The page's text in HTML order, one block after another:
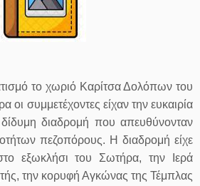
το χωριό Καρίτσα Δολόπων του
οι συμμετέχοντες είχαν την ευκαιρία
διαδρομή που απευθύνονταν
πεζοπόρους. Η διαδρομή είχε
εξωκλήσι του Σωτήρα, την Ιερά
την κορυφή Αγκώνας της Τέμπλας